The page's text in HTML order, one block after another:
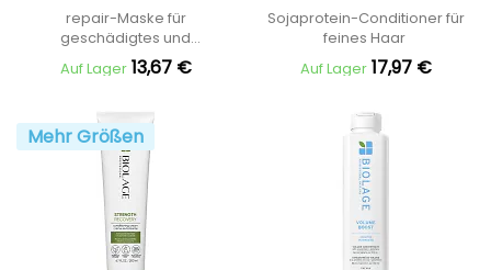
repair-Maske für
geschädigtes und
geschwächtes Haar
Auf Lager 13,67 €
Sojaprotein-Conditioner für
feines Haar
Auf Lager 17,97 €
Mehr Größen